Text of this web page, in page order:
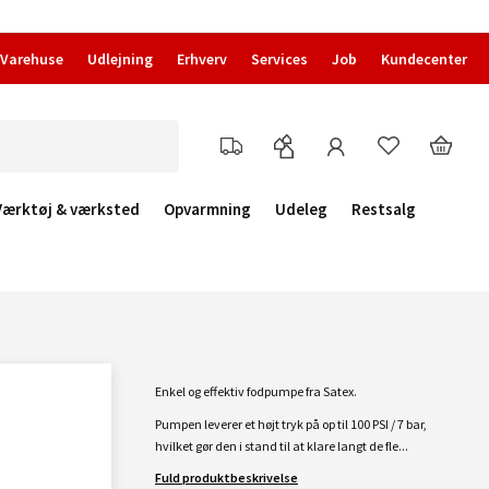
Varehuse Udlejning Erhverv Services Job Kundecenter
& værksted Opvarmning Udeleg Restsalg
Enkel og effektiv fodpumpe fra Satex.
Pumpen leverer et højt tryk på op til 100 PSI / 7 bar,
hvilket gør den i stand til at klare langt de fle...
Fuld produktbeskrivelse